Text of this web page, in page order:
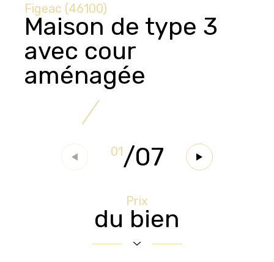
Figeac (46100)
Maison de type 3
avec cour
aménagée
01/07
Prix
du bien